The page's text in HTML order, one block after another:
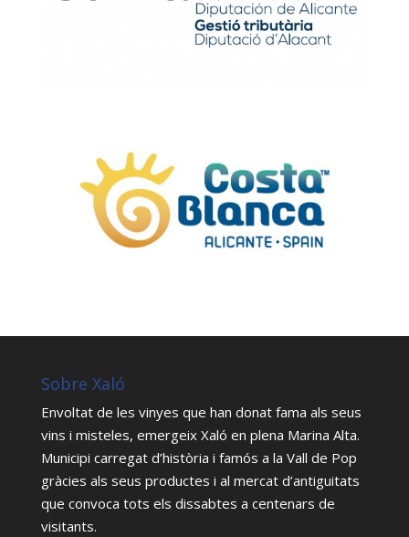
Sobre Xaló
Envoltat de les vinyes que han donat fama als seus
vins i misteles, emergeix Xaló en plena Marina Alta.
Municipi carregat d’història i famós a la Vall de Pop
gràcies als seus productes i al mercat d’antiguitats
que convoca tots els dissabtes a centenars de
visitants.